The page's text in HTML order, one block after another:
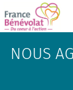
NOUS